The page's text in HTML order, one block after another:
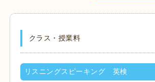
クラス・授業料
リスニングスピーキング 英検